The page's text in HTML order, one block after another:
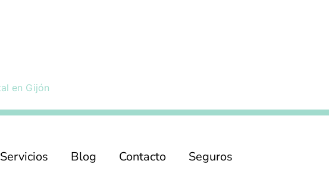
Servicios Blog Contacto Seguros